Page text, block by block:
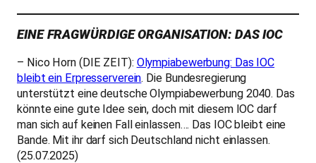
EINE FRAGWÜRDIGE ORGANISATION: DAS IOC
– Nico Horn (DIE ZEIT): Olympiabewerbung: Das IOC
bleibt ein Erpresserverein. Die Bundesregierung
unterstützt eine deutsche Olympiabewerbung 2040. Das
könnte eine gute Idee sein, doch mit diesem IOC darf
man sich auf keinen Fall einlassen…. Das IOC bleibt eine
Bande. Mit ihr darf sich Deutschland nicht einlassen.
(25.07.2025)